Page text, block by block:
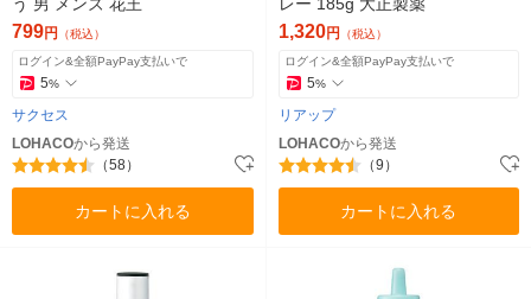
799円 （税込）
ログイン&全額PayPay支払いで
5%
サクセス
LOHACOから発送
（58）
カートに入れる
1,320円 （税込）
ログイン&全額PayPay支払いで
5%
リアップ
LOHACOから発送
（9）
カートに入れる